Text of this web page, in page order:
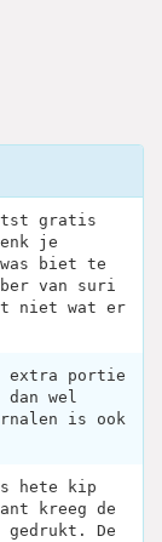
gratis
je
biet te
van suri
niet wat er
extra portie
wel
is ook
hete kip
kreeg de
De